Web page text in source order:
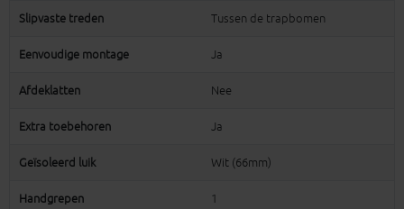
Slipvaste treden Tussen de trapbomen
Eenvoudige montage Ja
Afdeklatten Nee
Extra toebehoren Ja
Geïsoleerd luik Wit (66mm)
Handgrepen 1